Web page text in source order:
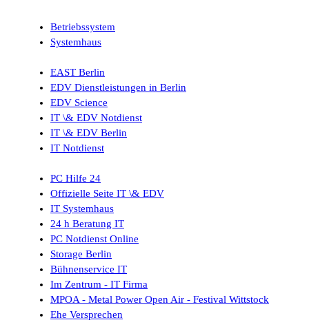
Betriebssystem
Systemhaus
EAST Berlin
EDV Dienstleistungen in Berlin
EDV Science
IT \& EDV Notdienst
IT \& EDV Berlin
IT Notdienst
PC Hilfe 24
Offizielle Seite IT \& EDV
IT Systemhaus
24 h Beratung IT
PC Notdienst Online
Storage Berlin
Bühnenservice IT
Im Zentrum - IT Firma
MPOA - Metal Power Open Air - Festival Wittstock
Ehe Versprechen